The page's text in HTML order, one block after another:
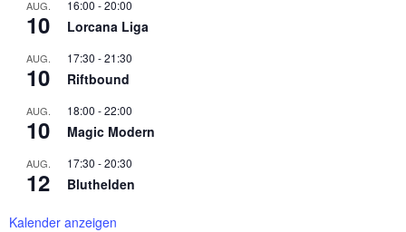
AUG.
10
16:00 -20:00
Lorcana Liga
AUG.
10
17:30 -21:30
Riftbound
AUG.
10
18:00 -22:00
Magic Modern
AUG.
12
17:30 -20:30
Bluthelden
Kalender anzeigen